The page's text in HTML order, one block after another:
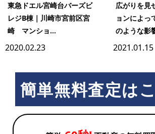
東急ドエル宮崎台バーズビ
レジB棟｜川崎市宮前区宮
崎 マンショ...
2020.02.23
広がりを見
ョンによっ
のような影
2021.01.15
簡単無料査定は